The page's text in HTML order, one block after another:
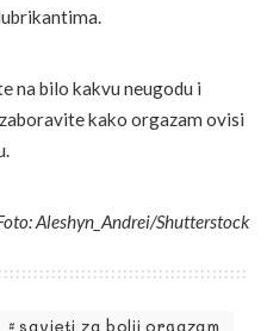
na bilo kakvu neugodu i
kako orgazam ovisi
Aleshyn_Andrei/Shutterstock
savjeti za bolji orgazam